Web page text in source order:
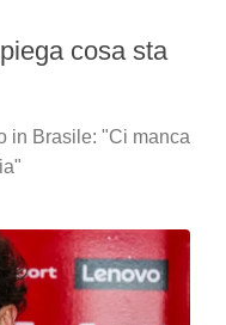
cosa sta
in Brasile: "Ci manca